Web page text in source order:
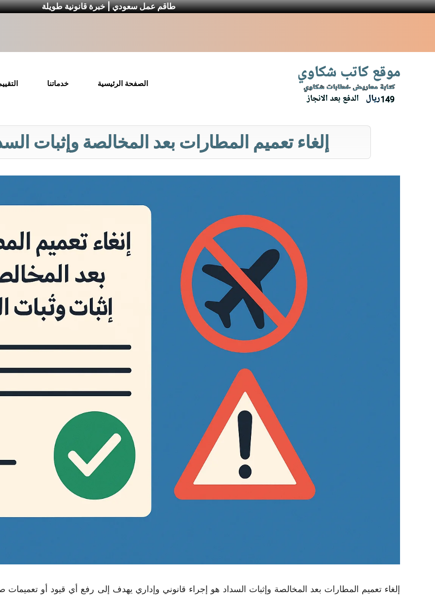
طاقم عمل سعودي | خبرة قانونية طويلة
الصفحة الرئيسية خدماتنا
إلغاء تعميم المطارات بعد المخالصة وإثبات
إلغاء تعميم المطارات بعد المخالصة وإثبات السداد هو إجراء قانوني وإداري يهدف إلى رفع أي قيود أو